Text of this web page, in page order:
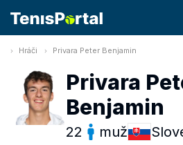
Hráči Privara Peter Benjamin
Privara
Benjamin
22 muž